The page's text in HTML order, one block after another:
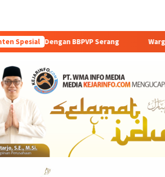
SpesialSerang Warga Adukan Kades